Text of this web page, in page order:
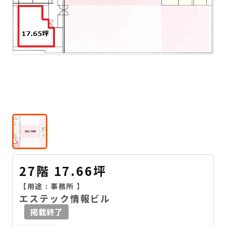
27階 17.66坪
【用途 :事務所 】
エステック情報ビル
掲載終了